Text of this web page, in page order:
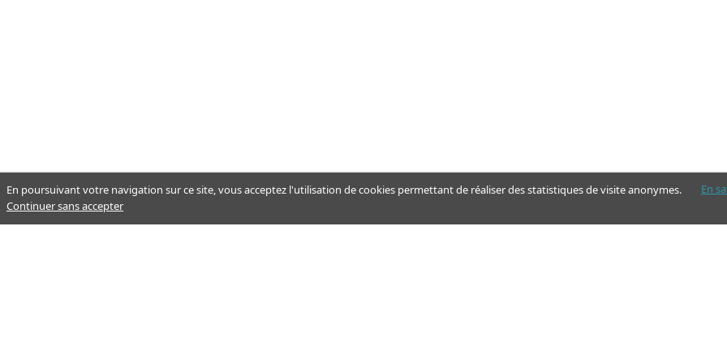
En poursuivant votre navigation sur ce site, vous acceptez l'utilisation de cookies permettant de réaliser des statistiques de visite anonymes. En
Continuer sans accepter